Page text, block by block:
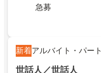
急募
新着アルバイト・パート
世話人／世話人